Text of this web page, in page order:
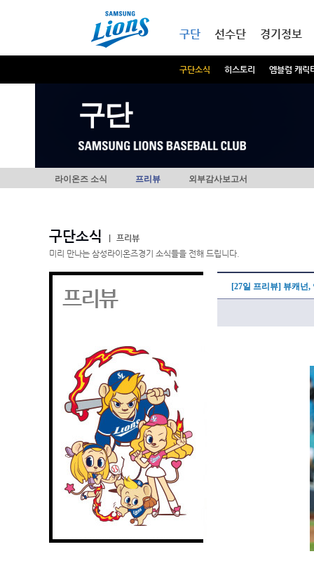
구단
구단소식 히스토리 엠블럼 캐릭
선수단 경기정보
구단
라이온즈 소식 프리뷰 외부감사보고서
구단소식
프리뷰
미리 만나는 삼성라이온즈경기 소식들을 전해 드립니다.
프리뷰 [27일 프리뷰] 뷰캐넌